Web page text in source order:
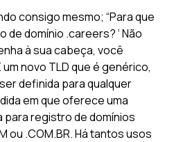
consigo mesmo; “Para que
de domínio .careers? ‘ Não
à sua cabeça, você
novo TLD que é genérico,
definida para qualquer
em que oferece uma
para registro de domínios
ou .COM.BR. Há tantos usos